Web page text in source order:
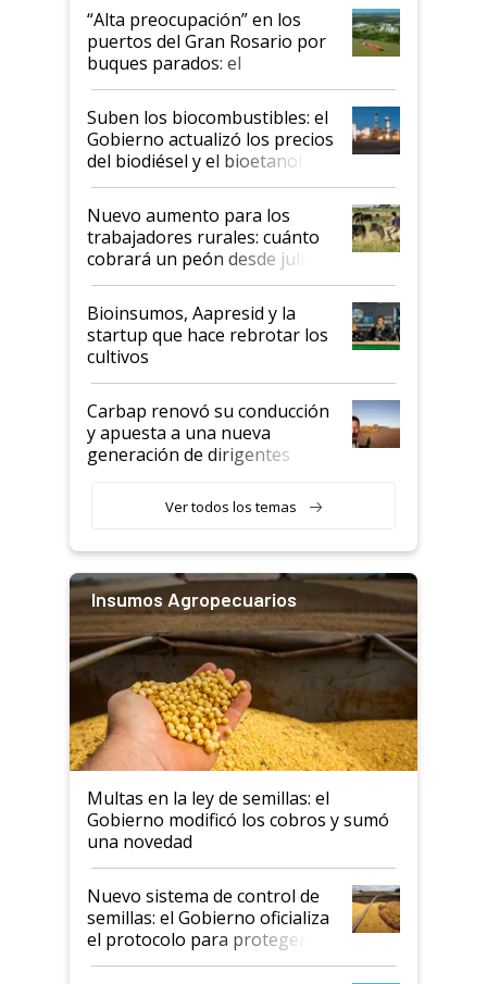
“Alta preocupación” en los
puertos del Gran Rosario por
buques parados: el
funcionamiento de las
exportadoras en tensión tras
la medida de fuerza de los
prácticos
Suben los biocombustibles: el
Gobierno actualizó los precios
del biodiésel y el bioetanol
Nuevo aumento para los
trabajadores rurales: cuánto
cobrará un peón desde julio
Bioinsumos, Aapresid y la
startup que hace rebrotar los
cultivos
Carbap renovó su conducción
y apuesta a una nueva
generación de dirigentes
Ver todos los temas
Insumos Agropecuarios
Multas en la ley de semillas: el
Gobierno modificó los cobros y sumó
una novedad
Nuevo sistema de control de
semillas: el Gobierno oficializa
el protocolo para proteger la
propiedad intelectual